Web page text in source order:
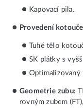
Kapovací pila.
Provedení
Tuhé tělo
SK plátky s
Optimalizovaný
Geometrie zubu:
rovným zubem